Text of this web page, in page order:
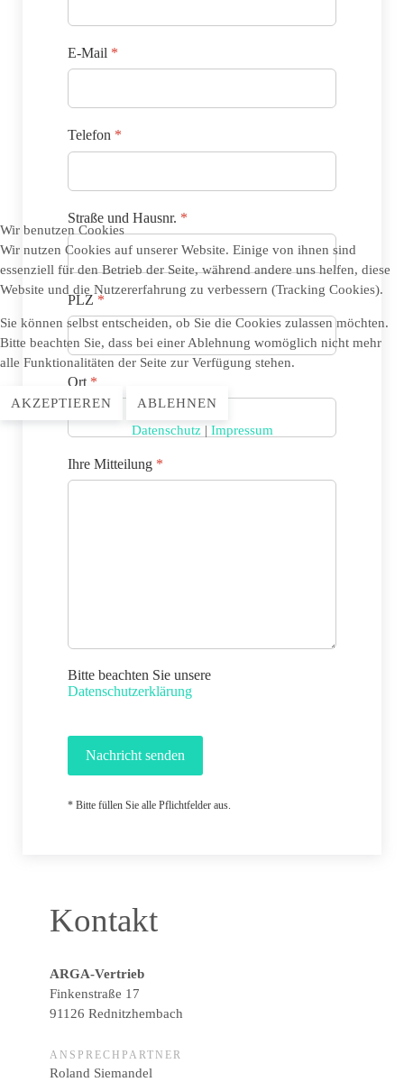
E-Mail *
Telefon *
Straße und Hausnr. *
PLZ *
Ort *
Ihre Mitteilung *
Bitte beachten Sie unsere
Datenschutzerklärung
Nachricht senden
* Bitte füllen Sie alle Pflichtfelder aus.
Kontakt
ARGA-Vertrieb
Finkenstraße 17
91126 Rednitzhembach
ANSPRECHPARTNER
Roland Siemandel
Wir benutzen Cookies
Wir nutzen Cookies auf unserer Website. Einige von ihnen sind
essenziell für den Betrieb der Seite, während andere uns helfen, diese
Website und die Nutzererfahrung zu verbessern (Tracking Cookies).
Sie können selbst entscheiden, ob Sie die Cookies zulassen möchten.
Bitte beachten Sie, dass bei einer Ablehnung womöglich nicht mehr
alle Funktionalitäten der Seite zur Verfügung stehen.
AKZEPTIEREN
ABLEHNEN
Datenschutz| Impressum